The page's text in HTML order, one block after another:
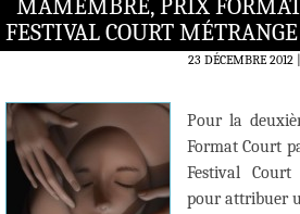
MAMEMBRE, PRIX
FESTIVAL COURT
23 DÉCEMBRE 2012
Pour la
Format Court
Festival
pour attribuer